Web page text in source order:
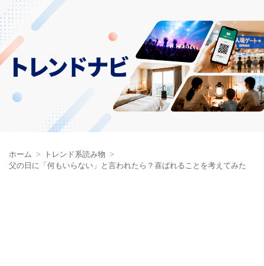
ホーム
トレンド系読み物
父の日に「何もいらない」と言われたら？喜ばれることを考えてみた